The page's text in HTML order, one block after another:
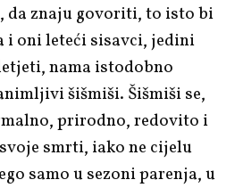
da znaju govoriti, to isto bi
i oni leteći sisavci, jedini
nama istodobno
šišmiši. Šišmiši se,
prirodno, redovito i
smrti, iako ne cijelu
samo u sezoni parenja, u